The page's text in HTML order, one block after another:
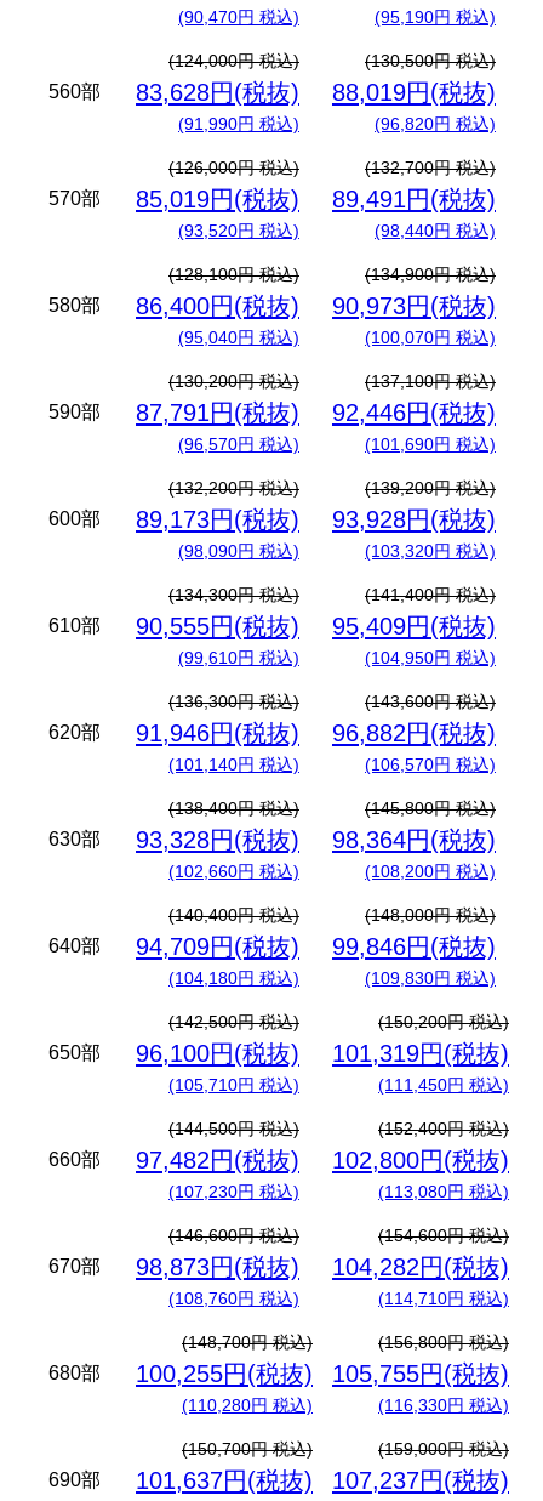
(90,470円 税込) (95,190円 税込)
560部
(124,000円 税込)
83,628円(税抜)
(91,990円 税込)
(130,500円 税込)
88,019円(税抜)
(96,820円 税込)
570部
(126,000円 税込)
85,019円(税抜)
(93,520円 税込)
(132,700円 税込)
89,491円(税抜)
(98,440円 税込)
580部
(128,100円 税込)
86,400円(税抜)
(95,040円 税込)
(134,900円 税込)
90,973円(税抜)
(100,070円 税込)
590部
(130,200円 税込)
87,791円(税抜)
(96,570円 税込)
(137,100円 税込)
92,446円(税抜)
(101,690円 税込)
600部
(132,200円 税込)
89,173円(税抜)
(98,090円 税込)
(139,200円 税込)
93,928円(税抜)
(103,320円 税込)
610部
(134,300円 税込)
90,555円(税抜)
(99,610円 税込)
(141,400円 税込)
95,409円(税抜)
(104,950円 税込)
620部
(136,300円 税込)
91,946円(税抜)
(101,140円 税込)
(143,600円 税込)
96,882円(税抜)
(106,570円 税込)
630部
(138,400円 税込)
93,328円(税抜)
(102,660円 税込)
(145,800円 税込)
98,364円(税抜)
(108,200円 税込)
640部
(140,400円 税込)
94,709円(税抜)
(104,180円 税込)
(148,000円 税込)
99,846円(税抜)
(109,830円 税込)
650部
(142,500円 税込)
96,100円(税抜)
(105,710円 税込)
(150,200円 税込)
101,319円(税抜)
(111,450円 税込)
660部
(144,500円 税込)
97,482円(税抜)
(107,230円 税込)
(152,400円 税込)
102,800円(税抜)
(113,080円 税込)
670部
(146,600円 税込)
98,873円(税抜)
(108,760円 税込)
(154,600円 税込)
104,282円(税抜)
(114,710円 税込)
680部
(148,700円 税込)
100,255円(税抜)
(110,280円 税込)
(156,800円 税込)
105,755円(税抜)
(116,330円 税込)
690部
(150,700円 税込)
101,637円(税抜)
(159,000円 税込)
107,237円(税抜)